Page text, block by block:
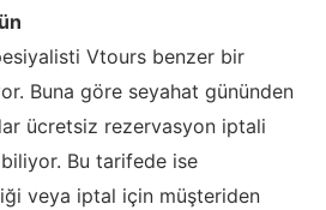
Vtours benzer bir
Buna göre seyahat gününden
ücretsiz rezervasyon iptali
Bu tarifede ise
veya iptal için müşteriden